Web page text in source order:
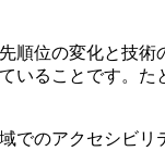
順位の変化と技
いることです。
でのアクセシビ